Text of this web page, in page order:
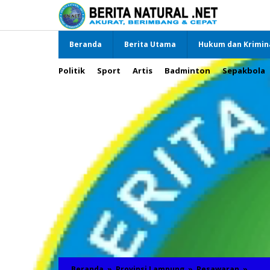
Beranda Berita Utama Hukum dan
Politik Sport Artis Badminton Sepakbola